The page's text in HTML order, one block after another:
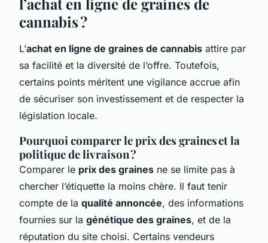
cannabis ?
L’achat en ligne de graines de cannabis attire par
sa facilité et la diversité de l’offre. Toutefois,
certains points méritent une vigilance accrue afin
de sécuriser son investissement et de respecter la
législation locale.
Pourquoi comparer le prix des graines et la
politique de livraison ?
Comparer le prix des graines ne se limite pas à
chercher l’étiquette la moins chère. Il faut tenir
compte de la qualité annoncée, des informations
fournies sur la génétique des graines, et de la
réputation du site choisi. Certains vendeurs